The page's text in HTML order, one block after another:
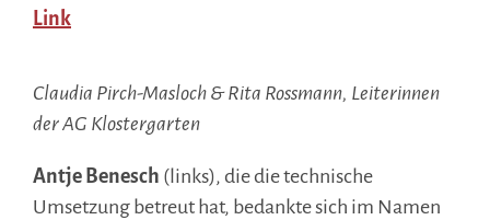
Link
Claudia Pirch-Masloch & Rita Rossmann, Leiterinnen
der AG Klostergarten
Antje Benesch (links), die die technische
Umsetzung betreut hat, bedankte sich im Namen